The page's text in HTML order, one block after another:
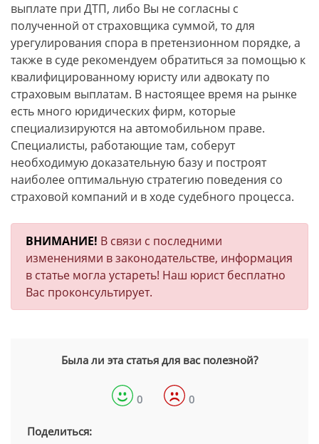
выплате при ДТП, либо Вы не согласны с
полученной от страховщика суммой, то для
урегулирования спора в претензионном порядке, а
также в суде рекомендуем обратиться за помощью к
квалифицированному юристу или адвокату по
страховым выплатам. В настоящее время на рынке
есть много юридических фирм, которые
специализируются на автомобильном праве.
Специалисты, работающие там, соберут
необходимую доказательную базу и построят
наиболее оптимальную стратегию поведения со
страховой компаний и в ходе судебного процесса.
ВНИМАНИЕ! В связи с последними
изменениями в законодательстве, информация
в статье могла устареть! Наш юрист бесплатно
Вас проконсультирует.
Была ли эта статья для вас полезной?
0 0
Поделиться: